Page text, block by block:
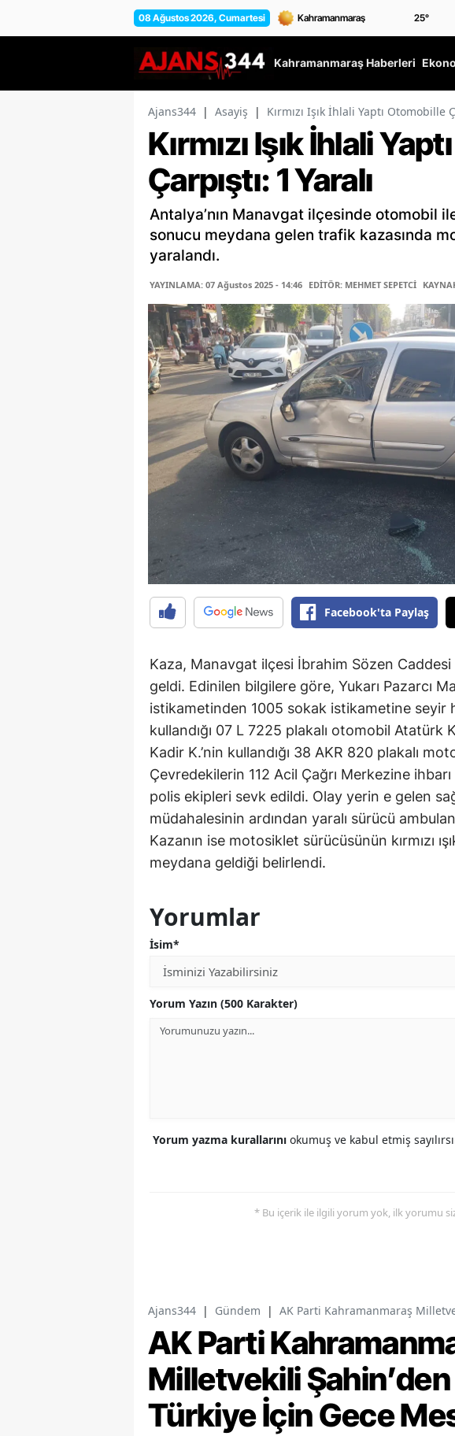
08 Ağustos 2026, Cumartesi 25°
Kahramanmaraş Haberleri
Ajans344 | Asayiş | Kırmızı Işık İhlali Yaptı Otomobille
Kırmızı Işık İhlali
Çarpıştı: 1 Yaralı
Antalya’nın Manavgat ilçesinde otomobil
sonucu meydana gelen trafik kazasında
yaralandı.
YAYINLAMA: 07 Ağustos 2025 - 14:46 EDİTÖR: MEHMET SEPETCİ
Facebook'ta Paylaş
Kaza, Manavgat ilçesi İbrahim Sözen
geldi. Edinilen bilgilere göre, Yukarı Pazarcı
istikametinden 1005 sokak istikametine seyir
kullandığı 07 L 7225 plakalı otomobil Atatürk
Kadir K.’nin kullandığı 38 AKR 820 plakalı
Çevredekilerin 112 Acil Çağrı Merkezine
polis ekipleri sevk edildi. Olay yerin e gelen
müdahalesinin ardından yaralı sürücü
Kazanın ise motosiklet sürücüsünün kırmızı
meydana geldiği belirlendi.
Yorumlar
İsim*
Yorum Yazın (500 Karakter)
Yorum yazma kurallarını okumuş ve kabul etmiş
* Bu içerik ile ilgili yorum yok, ilk yorumu siz
Ajans344 | Gündem | AK Parti Kahramanmaraş
AK Parti
Milletvekili
Türkiye İçin Gece